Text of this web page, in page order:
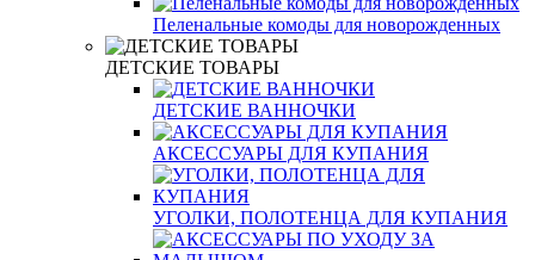
Пеленальные комоды для новорожденных
ДЕТСКИЕ ТОВАРЫ
ДЕТСКИЕ ВАННОЧКИ
АКСЕССУАРЫ ДЛЯ КУПАНИЯ
УГОЛКИ, ПОЛОТЕНЦА ДЛЯ КУПАНИЯ